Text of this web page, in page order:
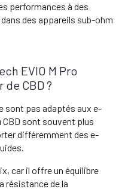
performances à des
des appareils sub-ohm
EVIO M Pro
CBD ?
sont pas adaptés aux e-
CBD sont souvent plus
différemment des e-
car il offre un équilibre
résistance de la